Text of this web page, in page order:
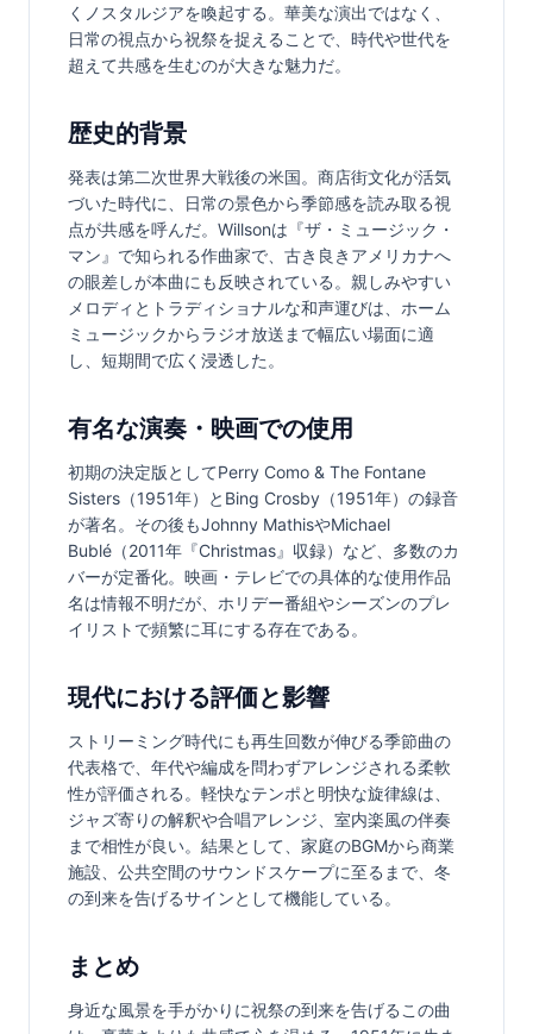
くノスタルジアを喚起する。華美な演出ではなく、
日常の視点から祝祭を捉えることで、時代や世代を
超えて共感を生むのが大きな魅力だ。
歴史的背景
発表は第二次世界大戦後の米国。商店街文化が活気
づいた時代に、日常の景色から季節感を読み取る視
点が共感を呼んだ。Willsonは『ザ・ミュージック・
マン』で知られる作曲家で、古き良きアメリカナへ
の眼差しが本曲にも反映されている。親しみやすい
メロディとトラディショナルな和声運びは、ホーム
ミュージックからラジオ放送まで幅広い場面に適
し、短期間で広く浸透した。
有名な演奏・映画での使用
初期の決定版としてPerry Como & The Fontane
Sisters（1951年）とBing Crosby（1951年）の録音
が著名。その後もJohnny MathisやMichael
Bublé（2011年『Christmas』収録）など、多数のカ
バーが定番化。映画・テレビでの具体的な使用作品
名は情報不明だが、ホリデー番組やシーズンのプレ
イリストで頻繁に耳にする存在である。
現代における評価と影響
ストリーミング時代にも再生回数が伸びる季節曲の
代表格で、年代や編成を問わずアレンジされる柔軟
性が評価される。軽快なテンポと明快な旋律線は、
ジャズ寄りの解釈や合唱アレンジ、室内楽風の伴奏
まで相性が良い。結果として、家庭のBGMから商業
施設、公共空間のサウンドスケープに至るまで、冬
の到来を告げるサインとして機能している。
まとめ
身近な風景を手がかりに祝祭の到来を告げるこの曲